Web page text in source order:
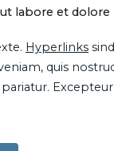
labore et dolore
Hyperlinks sind
quis